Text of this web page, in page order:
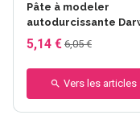
Pâte à modeler
autodurcissante
Béton (gris) - 1000 g
5,14 € 6,05 €
Vers les articles